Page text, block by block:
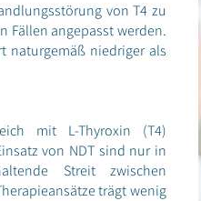
von T4 zu
Fällen angepasst werden.
naturgemäß niedriger als
mit L-Thyroxin (T4)
von NDT sind nur in
Streit zwischen
trägt wenig